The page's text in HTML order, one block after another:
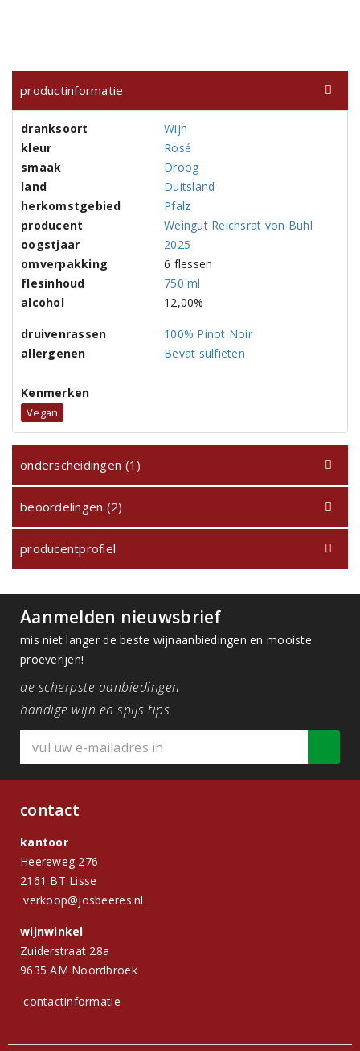
productinformatie
dranksoort
Wijn
kleur
Rosé
smaak
Droog
land
Duitsland
herkomstgebied
Pfalz
producent
Weingut Reichsrat von Buhl
oogstjaar
2025
omverpakking
6 flessen
flesinhoud
750 ml
alcohol
12,00%
druivenrassen
100% Pinot Noir
allergenen
Bevat sulfieten
Kenmerken
Vegan
onderscheidingen (1)
beoordelingen (2)
producentprofiel
Aanmelden nieuwsbrief
mis niet langer de beste wijnaanbiedingen en mooiste
proeverijen!
de scherpste aanbiedingen
handige wijn en spijs tips
contact
kantoor
Heereweg 276
2161 BT Lisse
verkoop@josbeeres.nl
wijnwinkel
Zuiderstraat 28a
9635 AM Noordbroek
contactinformatie